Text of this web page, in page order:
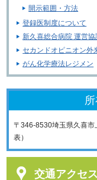
開示範囲・方法
登録医制度について
新久喜総合病院 運営協
セカンドオピニオン外
がん化学療法レジメン
交通アクセス
〒346-8530埼玉県久喜市
表）